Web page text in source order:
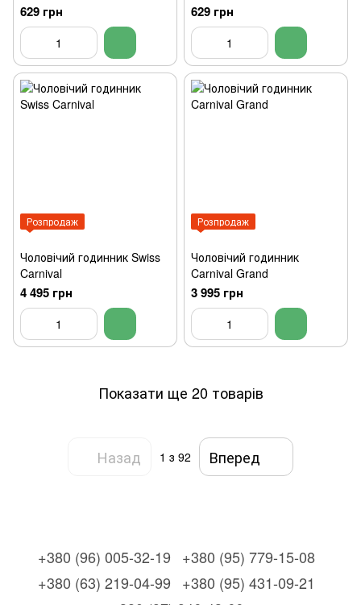
629 грн 629 грн
Розпродаж
Чоловічий годинник Swiss
Carnival
4 495 грн
Розпродаж
Чоловічий годинник
Carnival Grand
3 995 грн
Показати ще 20 товарів
Назад 1 з 92 Вперед
+380 (96) 005-32-19
+380 (95) 779-15-08
+380 (63) 219-04-99
+380 (95) 431-09-21